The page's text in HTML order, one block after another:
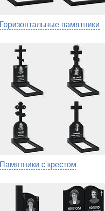
Горизонтальные памятники
Памятники с крестом